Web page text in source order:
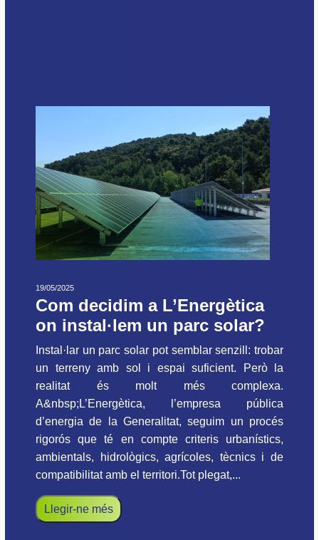
19/05/2025
Com decidim a L’Energètica
on instal·lem un parc solar?
Instal·lar un parc solar pot semblar senzill: trobar
un terreny amb sol i espai suficient. Però la
realitat és molt més complexa.
A&nbsp;L’Energètica, l’empresa pública
d’energia de la Generalitat, seguim un procés
rigorós que té en compte criteris urbanístics,
ambientals, hidrològics, agrícoles, tècnics i de
compatibilitat amb el territori.Tot plegat,...
Llegir-ne més